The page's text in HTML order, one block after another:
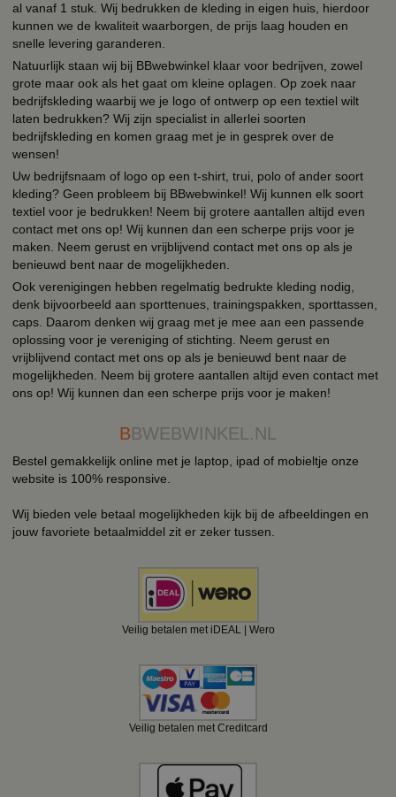
al vanaf 1 stuk. Wij bedrukken de kleding in eigen huis, hierdoor
kunnen we de kwaliteit waarborgen, de prijs laag houden en
snelle levering garanderen.
Natuurlijk staan wij bij BBwebwinkel klaar voor bedrijven, zowel
grote maar ook als het gaat om kleine oplagen. Op zoek naar
bedrijfskleding waarbij we je logo of ontwerp op een textiel wilt
laten bedrukken? Wij zijn specialist in allerlei soorten
bedrijfskleding en komen graag met je in gesprek over de
wensen!
Uw bedrijfsnaam of logo op een t-shirt, trui, polo of ander soort
kleding? Geen probleem bij BBwebwinkel! Wij kunnen elk soort
textiel voor je bedrukken! Neem bij grotere aantallen altijd even
contact met ons op! Wij kunnen dan een scherpe prijs voor je
maken. Neem gerust en vrijblijvend contact met ons op als je
benieuwd bent naar de mogelijkheden.
Ook verenigingen hebben regelmatig bedrukte kleding nodig,
denk bijvoorbeeld aan sporttenues, trainingspakken, sporttassen,
caps. Daarom denken wij graag met je mee aan een passende
oplossing voor je vereniging of stichting. Neem gerust en
vrijblijvend contact met ons op als je benieuwd bent naar de
mogelijkheden. Neem bij grotere aantallen altijd even contact met
ons op! Wij kunnen dan een scherpe prijs voor je maken!
BBWEBWINKEL.NL
Bestel gemakkelijk online met je laptop, ipad of mobieltje onze
website is 100% responsive.
Wij bieden vele betaal mogelijkheden kijk bij de afbeeldingen en
jouw favoriete betaalmiddel zit er zeker tussen.
Veilig betalen met iDEAL | Wero
Veilig betalen met Creditcard